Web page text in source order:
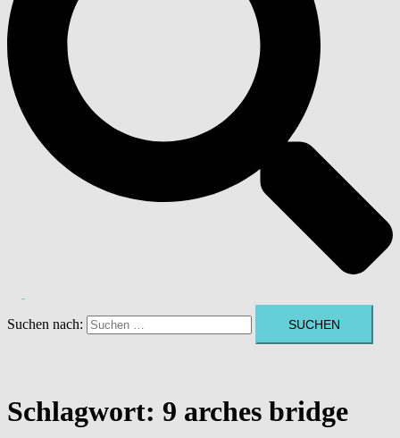
Suchen nach:
Schlagwort: 9 arches bridge